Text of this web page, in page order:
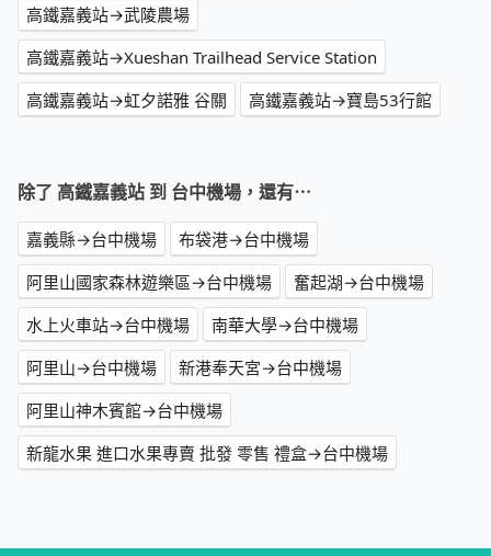
高鐵嘉義站→武陵農場
高鐵嘉義站→Xueshan Trailhead Service Station
高鐵嘉義站→虹夕諾雅 谷關
高鐵嘉義站→寶島53行館
除了 高鐵嘉義站 到 台中機場，還有⋯
嘉義縣→台中機場
布袋港→台中機場
阿里山國家森林遊樂區→台中機場
奮起湖→台中機場
水上火車站→台中機場
南華大學→台中機場
阿里山→台中機場
新港奉天宮→台中機場
阿里山神木賓館→台中機場
新龍水果 進口水果專賣 批發 零售 禮盒→台中機場